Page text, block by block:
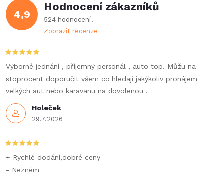
4,9
Hodnocení zákazníků
524 hodnocení
Zobrazit recenze
Holeček
29.7.2026
Výborné jednání , příjemný personál , auto top. Můžu na
stoprocent doporučit všem co hledají jakýkoliv pronájem
velkých aut nebo karavanu na dovolenou .
+ Rychlé dodání,dobré ceny
- Nezném